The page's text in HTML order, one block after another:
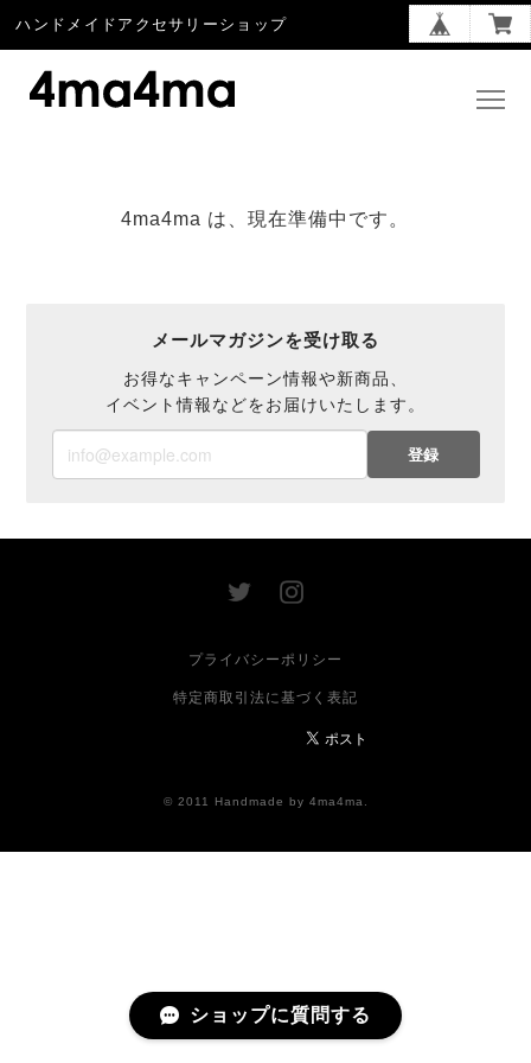
ハンドメイドアクセサリーショップ
4ma4ma は、現在準備中です。
メールマガジンを受け取る
お得なキャンペーン情報や新商品、
イベント情報などをお届けいたします。
登録
プライバシーポリシー
特定商取引法に基づく表記
© 2011 Handmade by 4ma4ma.
ショップに質問する